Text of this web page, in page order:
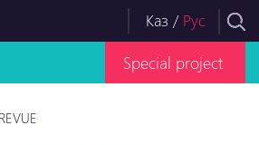
Каз / Рус
Special project
REVUE